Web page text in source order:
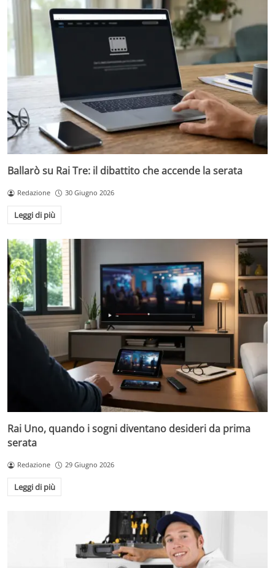
Ballarò su Rai Tre: il dibattito che accende la serata
Redazione 30 Giugno 2026
Leggi di più
Rai Uno, quando i sogni diventano desideri da prima
serata
Redazione 29 Giugno 2026
Leggi di più